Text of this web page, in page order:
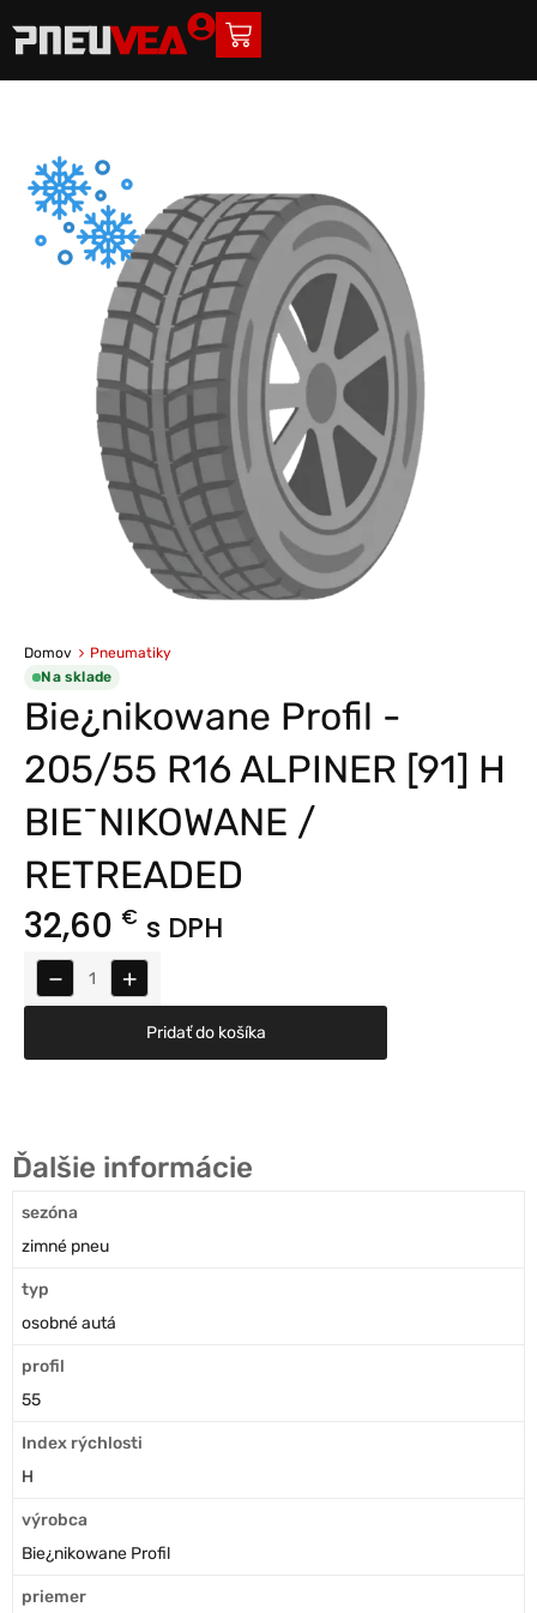
Domov
Pneumatiky
Na sklade
Bie¿nikowane Profil -
205/55 R16 ALPINER [91] H
BIE¯NIKOWANE /
RETREADED
32,60 € s DPH
− +
Pridať do košíka
Ďalšie informácie
sezóna
zimné pneu
typ
osobné autá
profil
55
Index rýchlosti
H
výrobca
Bie¿nikowane Profil
priemer